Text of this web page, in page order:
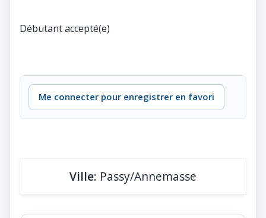
Débutant accepté(e)
Me connecter pour enregistrer en favori
Ville: Passy/Annemasse